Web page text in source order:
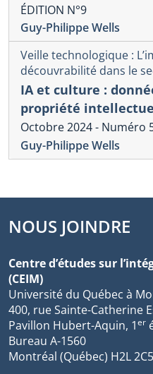
ÉDITION N°9
Guy-Philippe Wells
Veille technologique :
découvrabilité dans le
IA et culture :
propriété
Octobre 2024 - Numéro
Guy-Philippe Wells
NOUS JOINDRE
Centre d’études sur
(CEIM)
Université du Québec à
400, rue Sainte-Catherine
Pavillon Hubert-Aquin, 1er
Bureau A-1560
Montréal (Québec) H2L